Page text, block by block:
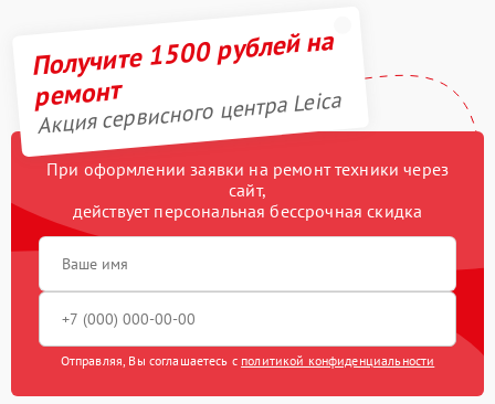
Получите 1500 рублей на
ремонт
Акция сервисного центра Leica
При оформлении заявки на ремонт техники через
сайт,
действует персональная бессрочная скидка
Отправляя, Вы соглашаетесь с политикой конфиденциальности